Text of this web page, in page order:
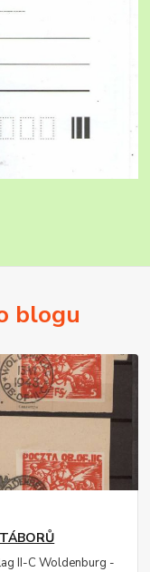
blogu
II-C Woldenburg -